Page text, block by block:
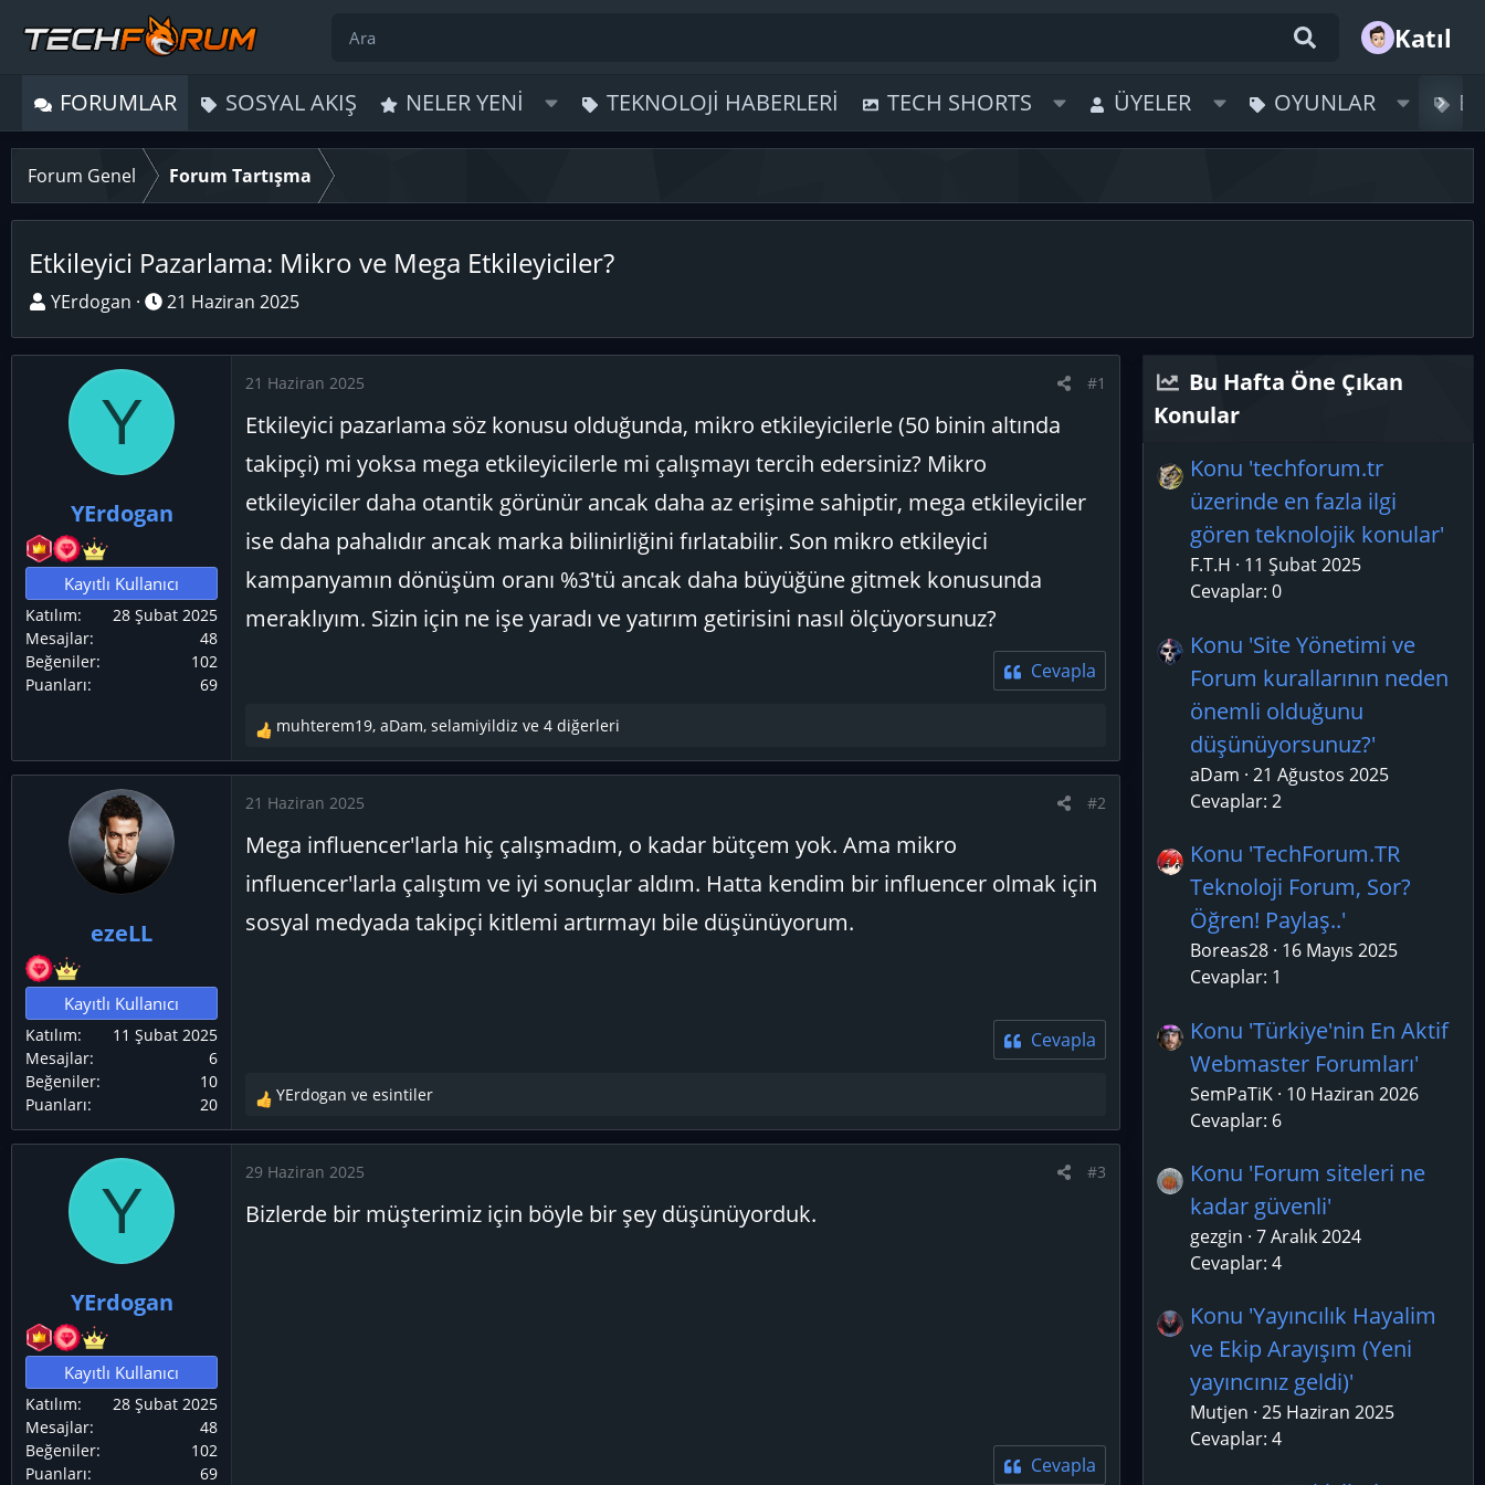
Katıl
FORUMLAR SOSYAL AKIŞ NELER YENI TEKNOLOJI HABERLERI TECH SHORTS ÜYELER OYUNLAR
Forum Genel Forum Tartışma
Etkileyici Pazarlama: Mikro ve Mega Etkileyiciler?
K
n
l
a
a
n
YErdogan
B
ş
a
n
ç
a
r
i
21 Haziran 2025
Y
YErdogan
Kayıtlı Kullanıcı
Katılım
28 Şubat 2025
Mesajlar
48
Beğeniler
102
Puanları
69
21 Haziran 2025 #1
Etkileyici pazarlama söz konusu olduğunda, mikro etkileyicilerle (50 binin altında
takipçi) mi yoksa mega etkileyicilerle mi çalışmayı tercih edersiniz? Mikro
etkileyiciler daha otantik görünür ancak daha az erişime sahiptir, mega etkileyiciler
ise daha pahalıdır ancak marka bilinirliğini fırlatabilir. Son mikro etkileyici
kampanyamın dönüşüm oranı %3'tü ancak daha büyüğüne gitmek konusunda
meraklıyım. Sizin için ne işe yaradı ve yatırım getirisini nasıl ölçüyorsunuz?
Cevapla
T
e
p
k
l
e
r
:
muhterem19, aDam, selamiyildiz ve 4 diğerleri
ezeLL
Kayıtlı Kullanıcı
Katılım
11 Şubat 2025
Mesajlar
6
Beğeniler
10
Puanları
20
21 Haziran 2025 #2
Mega influencer'larla hiç çalışmadım, o kadar bütçem yok. Ama mikro
influencer'larla çalıştım ve iyi sonuçlar aldım. Hatta kendim bir influencer olmak için
sosyal medyada takipçi kitlemi artırmayı bile düşünüyorum.
Cevapla
T
e
p
k
l
YErdogan ve esintiler
Y
YErdogan
Kayıtlı Kullanıcı
Katılım
28 Şubat 2025
Mesajlar
48
Beğeniler
102
Puanları
69
29 Haziran 2025 #3
Bizlerde bir müşterimiz için böyle bir şey düşünüyorduk.
Cevapla
Bu Hafta Öne Çıkan
Konular
Konu 'techforum.tr
üzerinde en fazla ilgi
gören teknolojik konular'
F.T.H
11 Şubat 2025
Cevaplar: 0
Konu 'Site Yönetimi ve
Forum kurallarının neden
önemli olduğunu
düşünüyorsunuz?'
aDam 21 Ağustos 2025
Cevaplar: 2
Konu 'TechForum.TR
Teknoloji Forum, Sor?
Öğren! Paylaş..'
Boreas28 16 Mayıs 2025
Cevaplar: 1
Konu 'Türkiye'nin En Aktif
Webmaster Forumları'
SemPaTiK 10 Haziran 2026
Cevaplar: 6
Konu 'Forum siteleri ne
kadar güvenli'
gezgin 7 Aralık 2024
Cevaplar: 4
Konu 'Yayıncılık Hayalim
ve Ekip Arayışım (Yeni
yayıncınız geldi)'
Mutjen 25 Haziran 2025
Cevaplar: 4